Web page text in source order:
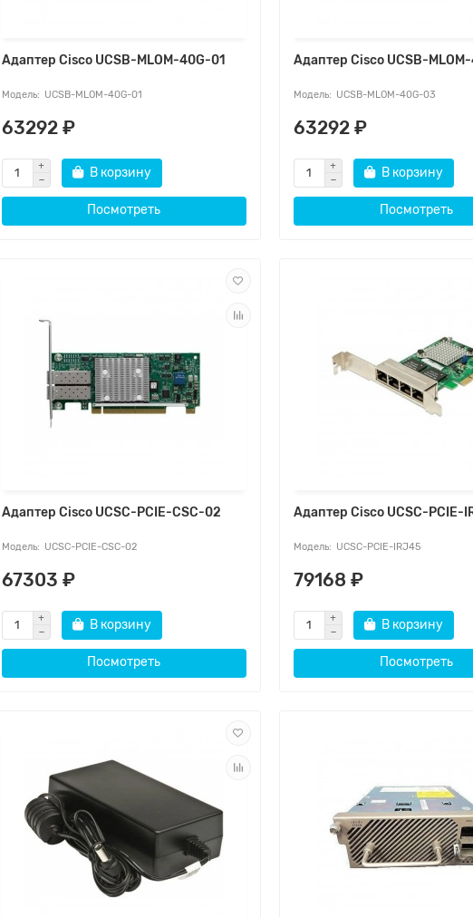
Адаптер Cisco UCSB-MLOM-40G-01
UCSB-MLOM-40G-01
63292 ₽
В корзину
Посмотреть
Адаптер Cisco UCSB-
UCSB-MLOM-40G-03
63292 ₽
В корзину
Посмотреть
Адаптер Cisco UCSC-PCIE-CSC-02
UCSC-PCIE-CSC-02
67303 ₽
В корзину
Посмотреть
Адаптер Cisco UCSC-PCIE-
UCSC-PCIE-IRJ45
79168 ₽
В корзину
Посмотреть